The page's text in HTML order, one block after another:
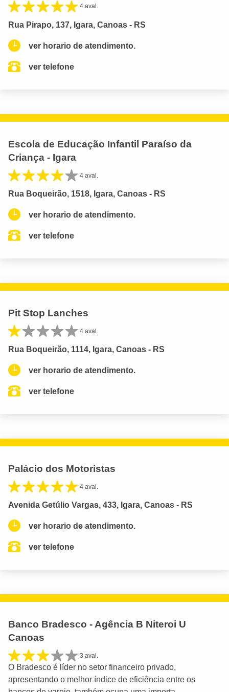
4 aval.
Rua Pirapo, 137, Igara, Canoas - RS
ver horario de atendimento.
ver telefone
Escola de Educação Infantil Paraíso da
Criança - Igara
4 aval.
Rua Boqueirão, 1518, Igara, Canoas - RS
ver horario de atendimento.
ver telefone
Pit Stop Lanches
4 aval.
Rua Boqueirão, 1114, Igara, Canoas - RS
ver horario de atendimento.
ver telefone
Palácio dos Motoristas
4 aval.
Avenida Getúlio Vargas, 433, Igara, Canoas - RS
ver horario de atendimento.
ver telefone
Banco Bradesco - Agência B Niteroi U
Canoas
3 aval.
O Bradesco é líder no setor financeiro privado,
apresentando o melhor índice de eficiência entre os